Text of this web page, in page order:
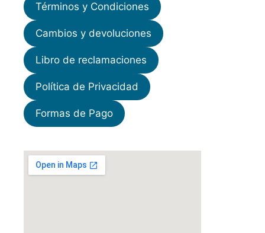
Términos y Condiciones
Cambios y devoluciones
Libro de reclamaciones
Política de Privacidad
Formas de Pago